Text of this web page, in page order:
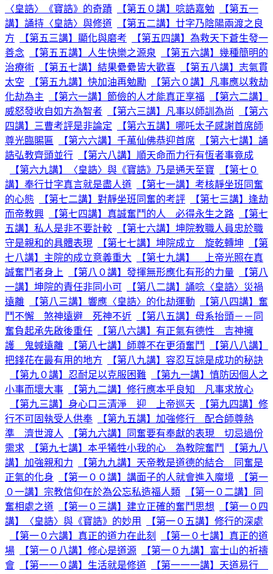
〈皇誥〉《寶誥》的奇蹟
【第五０講】唸誥嘉勉
【第五一
講】誦持〈皇誥〉與修道
【第五二講】廿字乃陰陽兩渡之良
方
【第五三講】顯化與磨考
【第五四講】為救天下蒼生發一
善念
【第五五講】人生快樂之源泉
【第五六講】幾種簡明的
治療術
【第五七講】結果纍纍皆大歡喜
【第五八講】志氣貫
太空
【第五九講】快加油再勉勵
【第六０講】凡事應以救劫
化劫為主
【第六一講】節儉的人才能真正享福
【第六二講】
威怒發收自如方為智者
【第六三講】凡事以師訓為尚
【第六
四講】三曹考評是非論定
【第六五講】哪吒太子感謝首席師
尊光臨賜匾
【第六六講】千萬仙佛恭迎首席
【第六七講】誦
誥弘教齊頭並行
【第六八講】順天命而力行有恆者事竟成
【第六九講】〈皇誥〉與《寶誥》乃是通天至寶
【第七０
講】奉行廿字真言就是盡人道
【第七一講】考核靜坐班同奮
的心態
【第七二講】對靜坐班同奮的考評
【第七三講】逢劫
而帝教興
【第七四講】真誠奮鬥的人 必得永生之路
【第七
五講】私人是非不要計較
【第七六講】坤院教職人員忠於職
守是親和的具體表現
【第七七講】坤院成立 旋乾轉坤
【第
七八講】主院的成立意義重大
【第七九講】 上帝光照在真
誠奮鬥者身上
【第八０講】發揮無形應化有形的力量
【第八
一講】坤院的責任非同小可
【第八二講】誦唸〈皇誥〉災禍
遠離
【第八三講】響應〈皇誥〉的化劫運動
【第八四講】奮
鬥不懈 煞神遠避 死神不近
【第八五講】母系抬頭－－同
奮負起承先啟後重任
【第八六講】有正氣有德性 吉神擁
護 鬼蜮遠離
【第八七講】師尊不在更須奮鬥
【第八八講】
把錢花在最有用的地方
【第八九講】容忍互諒是成功的秘訣
【第九０講】忍耐足以克服困難
【第九一講】慎防因個人之
小事而壞大事
【第九二講】修行應本乎良知 凡事求放心
【第九三講】身心口三清淨 迎 上帝巡天
【第九四講】修
行不可固執受人供奉
【第九五講】加強修行 配合師尊熱
準 濟世渡人
【第九六講】同奮要有奉獻的表現 切忌過份
需求
【第九七講】本乎犧牲小我的心 為教院奮鬥
【第九八
講】加強親和力
【第九九講】天帝教是道德的結合 同奮是
正氣的化身
【第一００講】講面子的人就會進入魔境
【第一
０一講】宗教信仰在於為公忘私造福人類
【第一０二講】同
奮相處之道
【第一０三講】建立正確的奮鬥思想
【第一０四
講】〈皇誥〉與《寶誥》的妙用
【第一０五講】修行的深處
【第一０六講】真正的道力在此刻
【第一０七講】真正的道
場
【第一０八講】修心是道源
【第一０九講】富士山的祈禱
會
【第一一０講】生活就是修道
【第一一一講】天道易行